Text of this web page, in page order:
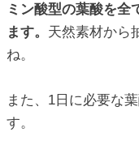
ミン酸型の葉酸を全
ます。 天然素材から
ね。
また、1日に必要な
す。